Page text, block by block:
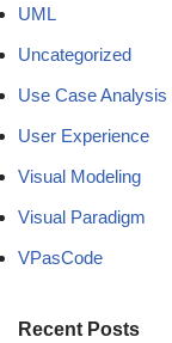
UML
Uncategorized
Use Case Analysis
User Experience
Visual Modeling
Visual Paradigm
VPasCode
Recent Posts